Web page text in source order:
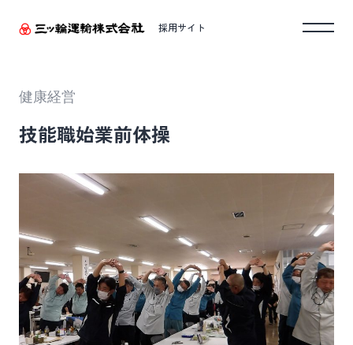
採用サイト
健康経営
技能職始業前体操